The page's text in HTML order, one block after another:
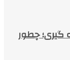
گیری؛ چطور